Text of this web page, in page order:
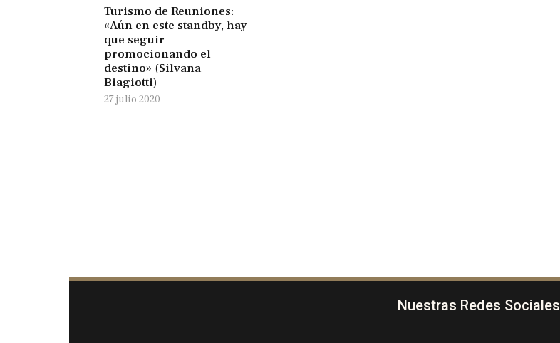
Turismo de Reuniones:
«Aún en este standby, hay
que seguir
promocionando el
destino» (Silvana
Biagiotti)
27 julio 2020
Nuestras Redes Sociales